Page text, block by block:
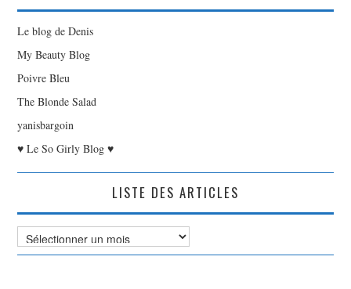
Le blog de Denis
My Beauty Blog
Poivre Bleu
The Blonde Salad
yanisbargoin
♥ Le So Girly Blog ♥
LISTE DES ARTICLES
Liste
des